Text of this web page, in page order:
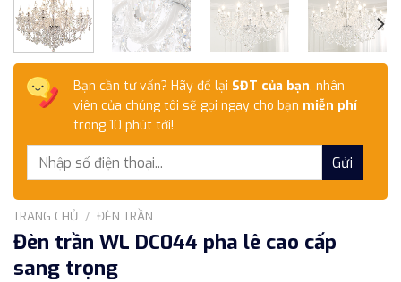
Bạn cần tư vấn? Hãy để lại SĐT của bạn, nhân
viên của chúng tôi sẽ gọi ngay cho bạn miễn phí
trong 10 phút tới!
TRANG CHỦ / ĐÈN TRẦN
Đèn trần WL DC044 pha lê cao cấp
sang trọng